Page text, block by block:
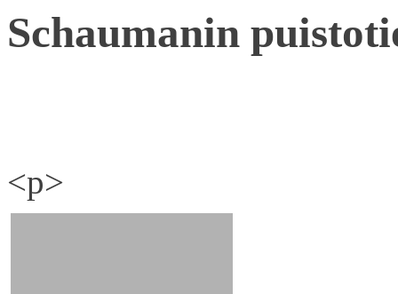
Schaumanin
<p>